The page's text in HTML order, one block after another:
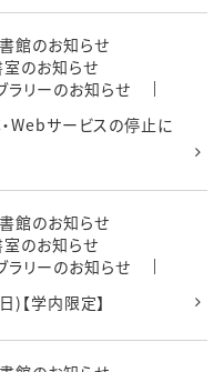
館のお知らせ
室のお知らせ
ラリーのお知らせ
Webサービスの停止に
館のお知らせ
室のお知らせ
ラリーのお知らせ
【学内限定】